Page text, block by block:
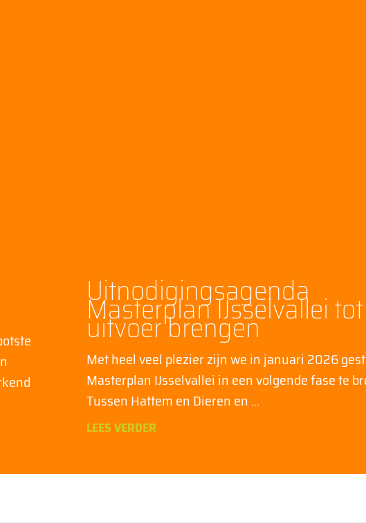
Uitnodigingsagenda
Masterplan IJsselvallei tot
uitvoer brengen
Met heel veel plezier zijn we in januari 2026
Masterplan IJsselvallei in een volgende fase te
Tussen Hattem en Dieren en
LEES VERDER